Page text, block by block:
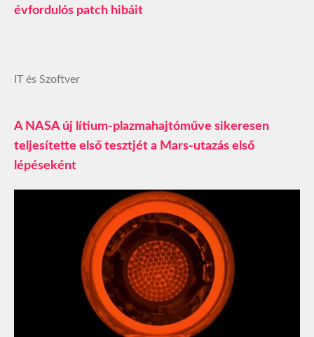
évfordulós patch hibáit
IT és Szoftver
A NASA új lítium-plazmahajtóműve sikeresen
teljesítette első tesztjét a Mars-utazás első
lépéseként